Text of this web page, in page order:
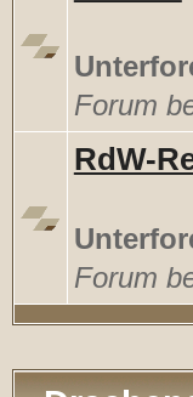
Forum
RdW-
Forum